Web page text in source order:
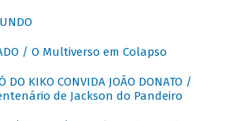
/ O Multiverso em Colapso
DO KIKO CONVIDA JOÃO DONATO /
de Jackson do Pandeiro